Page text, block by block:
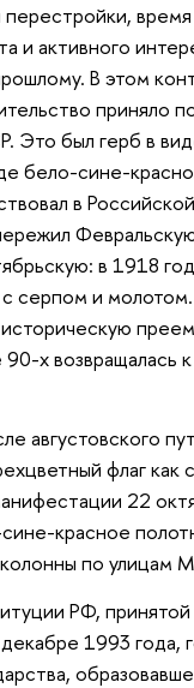
время
и активного
В этом
приняло
Это был герб в
бело-сине-
в
в 1918
с серпом и
историческую
х возвращалась
августовского
флаг
22
красное
по улицам
РФ, принятой
1993 года,